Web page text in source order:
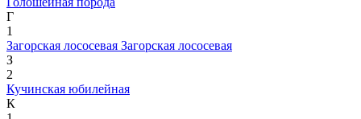
Г
1
Загорская лососевая Загорская лососевая
З
2
Кучинская юбилейная
К